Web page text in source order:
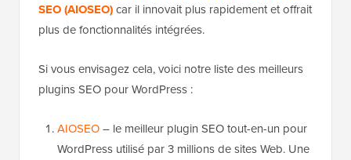
SEO (AIOSEO)car il innovait plus rapidement et offrait
plus de fonctionnalités intégrées.
Si vous envisagez cela, voici notre liste des meilleurs
plugins SEO pour WordPress :
AIOSEO– le meilleur plugin SEO tout-en-un pour
WordPress utilisé par 3 millions de sites Web. Une